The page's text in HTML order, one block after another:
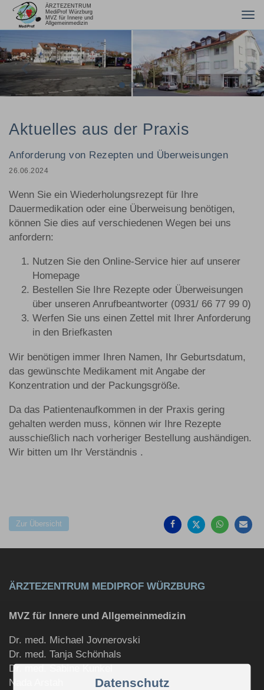
Previous
Aktuelles aus der Praxis
Anforderung von Rezepten und Überweisungen
26.06.2024
Wenn Sie ein Wiederholungsrezept für Ihre
Dauermedikation oder eine Überweisung benötigen,
können Sie dies auf verschiedenen Wegen bei uns
anfordern:
Nutzen Sie den Online-Service hier auf unserer
Homepage
Bestellen Sie Ihre Rezepte oder Überweisungen
über unseren Anrufbeantworter (0931/ 66 77 99 0)
Werfen Sie uns einen Zettel mit Ihrer Anforderung
in den Briefkasten
Wir benötigen immer Ihren Namen, Ihr Geburtsdatum,
das gewünschte Medikament mit Angabe der
Konzentration und der Packungsgröße.
Da das Patientenaufkommen in der Praxis gering
gehalten werden muss, können wir Ihre Rezepte
ausschießlich nach vorheriger Bestellung aushändigen.
Wir bitten um Ihr Verständnis .
Zur Übersicht
teilen teilen teilen
ÄRZTEZENTRUM MEDIPROF WÜRZBURG
MVZ für Innere und Allgemeinmedizin
Dr. med. Michael Jovnerovski
Dr. med. Tanja Schönhals
Dr. med. Sabine Kunkel
Nada Arstah
Datenschutz